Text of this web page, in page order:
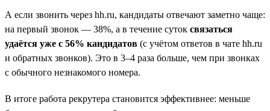
А если звонить через hh.ru, кандидаты отвечают заметно чаще:
на первый звонок — 38%, а в течение суток связаться
удаётся уже с 56% кандидатов (с учётом ответов в чате hh.ru
и обратных звонков). Это в 3–4 раза больше, чем при звонках
с обычного незнакомого номера.
В итоге работа рекрутера становится эффективнее: меньше